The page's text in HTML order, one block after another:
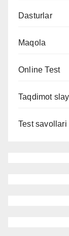
Dasturlar
Maqola
Online Test
Taqdimot
Test savollari